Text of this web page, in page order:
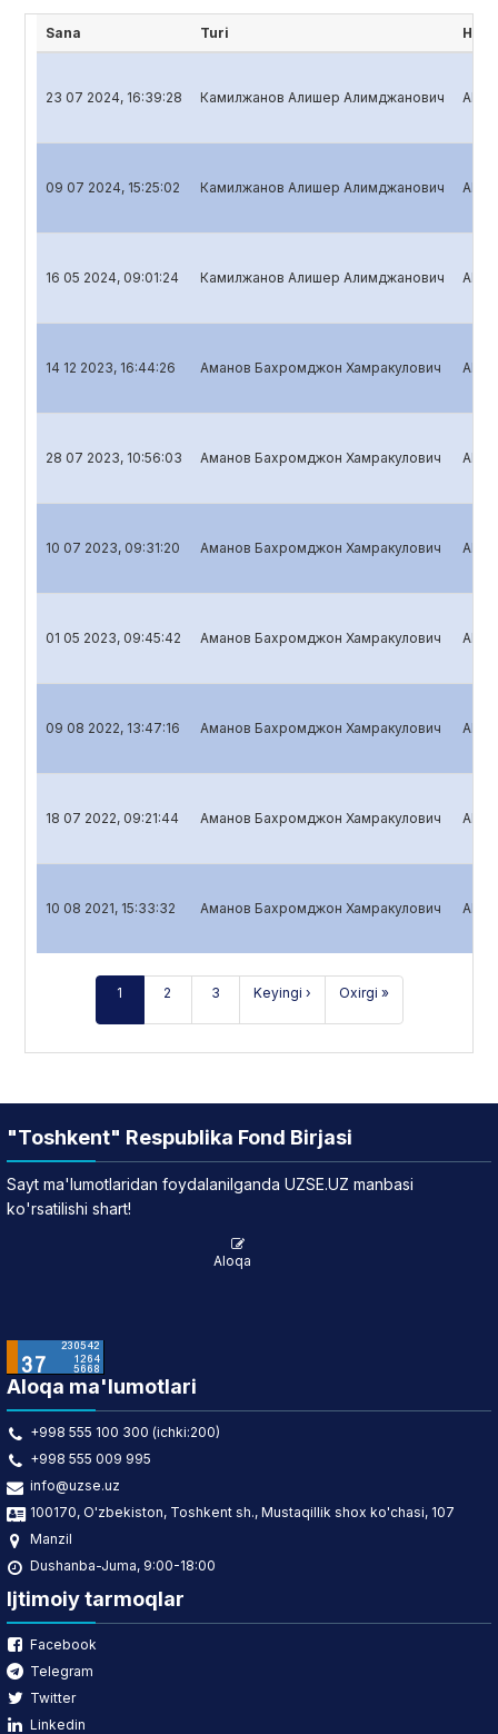
Sana Turi
23 07 2024, 16:39:28 Камилжанов Алишер Алимджанович
09 07 2024, 15:25:02 Камилжанов Алишер Алимджанович
16 05 2024, 09:01:24 Камилжанов Алишер Алимджанович
14 12 2023, 16:44:26 Аманов Бахромджон Хамракулович
28 07 2023, 10:56:03 Аманов Бахромджон Хамракулович
10 07 2023, 09:31:20 Аманов Бахромджон Хамракулович
01 05 2023, 09:45:42 Аманов Бахромджон Хамракулович
09 08 2022, 13:47:16 Аманов Бахромджон Хамракулович
18 07 2022, 09:21:44 Аманов Бахромджон Хамракулович
10 08 2021, 15:33:32 Аманов Бахромджон Хамракулович
1 2 3 Keyingi › Oxirgi »
"Toshkent" Respublika Fond Birjasi
Sayt ma'lumotlaridan foydalanilganda UZSE.UZ manbasi
ko'rsatilishi shart!
Aloqa
Aloqa ma'lumotlari
+998 555 100 300 (ichki:200)
+998 555 009 995
info@uzse.uz
100170, O'zbekiston, Toshkent sh., Mustaqillik shox ko'chasi, 107
Manzil
Dushanba-Juma, 9:00-18:00
Ijtimoiy tarmoqlar
Facebook
Telegram
Twitter
Linkedin